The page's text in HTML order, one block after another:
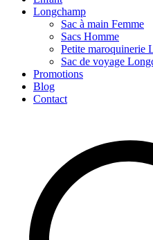
Longchamp
Sac à main Femme
Sacs Homme
Petite maroquinerie
Sac de voyage
Promotions
Blog
Contact